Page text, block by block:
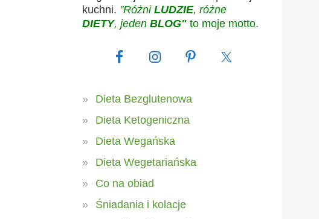
kuchni. "Różni LUDZIE, różne
DIETY, jeden BLOG" to moje motto.
Dieta Bezglutenowa
Dieta Ketogeniczna
Dieta Wegańska
Dieta Wegetariańska
Co na obiad
Śniadania i kolacje